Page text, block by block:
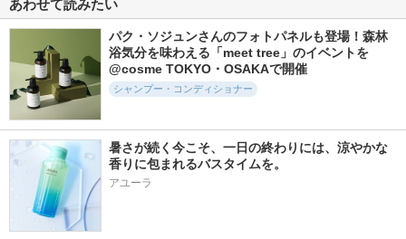
リファミルクプロテ
インシャンプー/ト
リートメント
ReFa
ファンゴ ヘッドク
レンズ SPA＋
ヘッドスクラブ リ
プレニッシング
SABON(サボン)
4.9
2849件
リポアシャンプー／
あわせて読みたい
パク・ソジュンさんのフォトパネルも登場！森林
浴気分を味わえる「meet tree」のイベントを
@cosme TOKYO・OSAKAで開催
シャンプー・コンディショナー
暑さが続く今こそ、一日の終わりには、涼やかな
香りに包まれるバスタイムを。
アユーラ